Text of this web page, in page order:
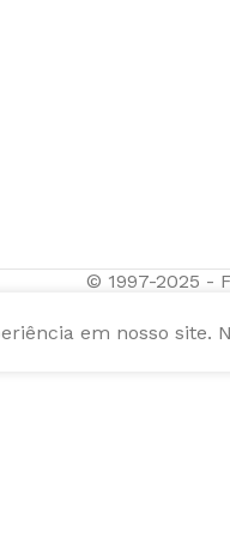
© 1997-2025 -
em nosso site.